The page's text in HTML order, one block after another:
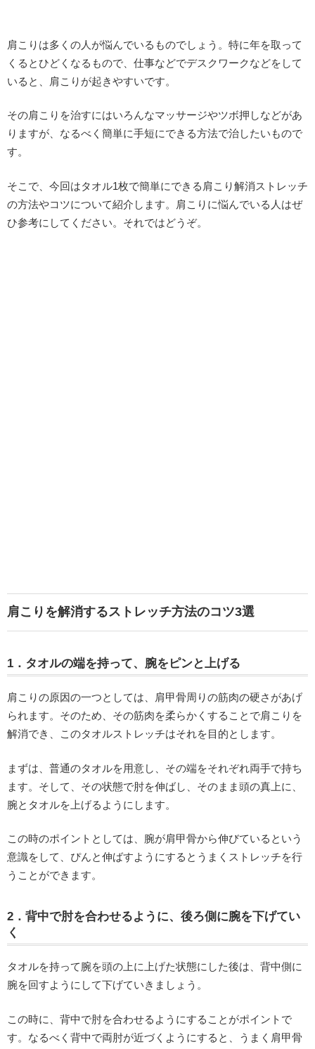
肩こりは多くの人が悩んでいるものでしょう。特に年を取って
くるとひどくなるもので、仕事などでデスクワークなどをして
いると、肩こりが起きやすいです。
その肩こりを治すにはいろんなマッサージやツボ押しなどがあ
りますが、なるべく簡単に手短にできる方法で治したいもので
す。
そこで、今回はタオル1枚で簡単にできる肩こり解消ストレッチ
の方法やコツについて紹介します。肩こりに悩んでいる人はぜ
ひ参考にしてください。それではどうぞ。
肩こりを解消するストレッチ方法のコツ3選
1．タオルの端を持って、腕をピンと上げる
肩こりの原因の一つとしては、肩甲骨周りの筋肉の硬さがあげ
られます。そのため、その筋肉を柔らかくすることで肩こりを
解消でき、このタオルストレッチはそれを目的とします。
まずは、普通のタオルを用意し、その端をそれぞれ両手で持ち
ます。そして、その状態で肘を伸ばし、そのまま頭の真上に、
腕とタオルを上げるようにします。
この時のポイントとしては、腕が肩甲骨から伸びているという
意識をして、ぴんと伸ばすようにするとうまくストレッチを行
うことができます。
2．背中で肘を合わせるように、後ろ側に腕を下げてい
く
タオルを持って腕を頭の上に上げた状態にした後は、背中側に
腕を回すようにして下げていきましょう。
この時に、背中で肘を合わせるようにすることがポイントで
す。なるべく背中で両肘が近づくようにすると、うまく肩甲骨